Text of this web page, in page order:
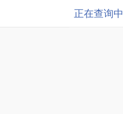
正在查询中